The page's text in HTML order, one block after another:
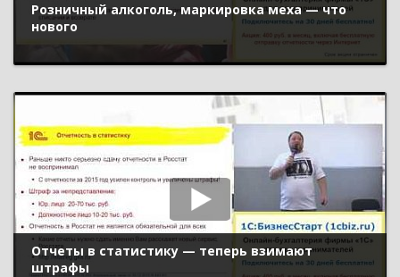
Розничный алкоголь, маркировка меха — что
нового
Отчеты в статистику — теперь взимают
штрафы